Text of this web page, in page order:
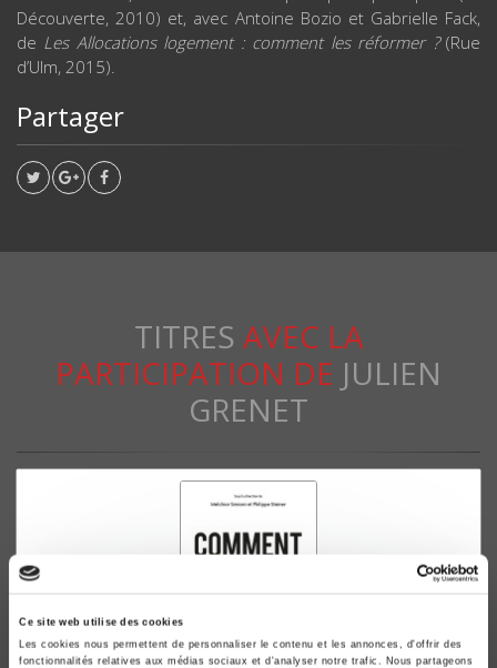
Ce site web utilise des cookies
Les cookies nous permettent de personnaliser le contenu et les annonces, d'offrir des
fonctionnalités relatives aux médias sociaux et d'analyser notre trafic. Nous partageons
Découverte, 2010) et, avec Antoine Bozio et Gabrielle Fack,
de Les Allocations logement : comment les réformer ?(Rue
d’Ulm, 2015).
Partager
TITRES AVEC LA
PARTICIPATION DE JULIEN
GRENET